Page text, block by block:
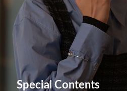
Special Contents